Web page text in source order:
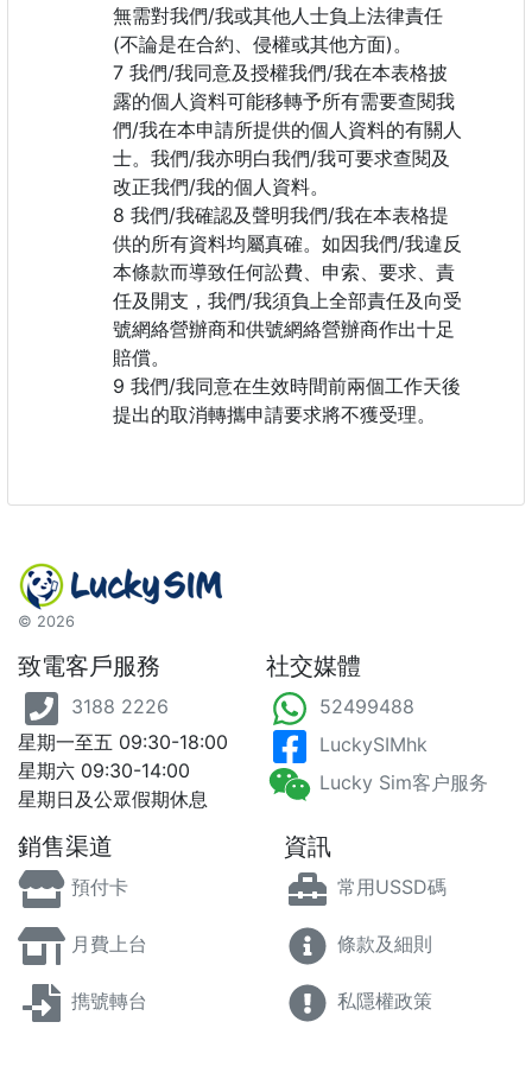
無需對我們/我或其他人士負上法律責任
(不論是在合約、侵權或其他方面)。
我們/我同意及授權我們/我在本表格披
露的個人資料可能移轉予所有需要查閱我
們/我在本申請所提供的個人資料的有關人
士。我們/我亦明白我們/我可要求查閱及
改正我們/我的個人資料。
我們/我確認及聲明我們/我在本表格提
供的所有資料均屬真確。如因我們/我違反
本條款而導致任何訟費、申索、要求、責
任及開支，我們/我須負上全部責任及向受
號網絡營辦商和供號網絡營辦商作出十足
賠償。
我們/我同意在生效時間前兩個工作天後
提出的取消轉攜申請要求將不獲受理。
© 2026
致電客戶服務
3188 2226
星期一至五 09:30-18:00
星期六 09:30-14:00
星期日及公眾假期休息
社交媒體
52499488
LuckySIMhk
Lucky Sim客户服务
銷售渠道
預付卡
月費上台
擕號轉台
資訊
常用USSD碼
條款及細則
私隱權政策